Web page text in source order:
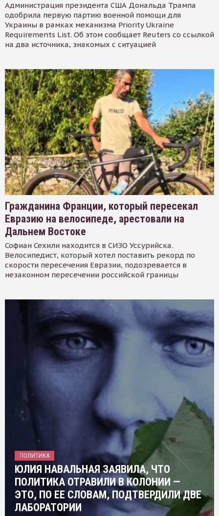
Администрация президента США Дональда Трампа
одобрила первую партию военной помощи для
Украины в рамках механизма Priority Ukraine
Requirements List. Об этом сообщает Reuters со ссылкой
на два источника, знакомых с ситуацией
Гражданина Франции, который пересекал
Евразию на велосипеде, арестовали на
Дальнем Востоке
Софиан Сехили находится в СИЗО Уссурийска.
Велосипедист, который хотел поставить рекорд по
скорости пересечения Евразии, подозревается в
незаконном пересечении российской границы
ПОЛИТИКА
ЮЛИЯ НАВАЛЬНАЯ ЗАЯВИЛА, ЧТО
ПОЛИТИКА ОТРАВИЛИ В КОЛОНИИ —
ЭТО, ПО ЕЕ СЛОВАМ, ПОДТВЕРДИЛИ ДВЕ
ЛАБОРАТОРИИ